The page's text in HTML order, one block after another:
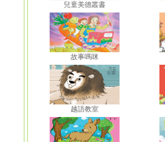
兒童美德叢書
故事嗎咪
越語教室